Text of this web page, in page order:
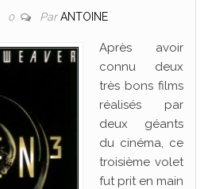
0 ParANTOINE
Après avoir
connu deux
très bons films
réalisés par
deux géants
du cinéma, ce
troisième volet
fut prit en main